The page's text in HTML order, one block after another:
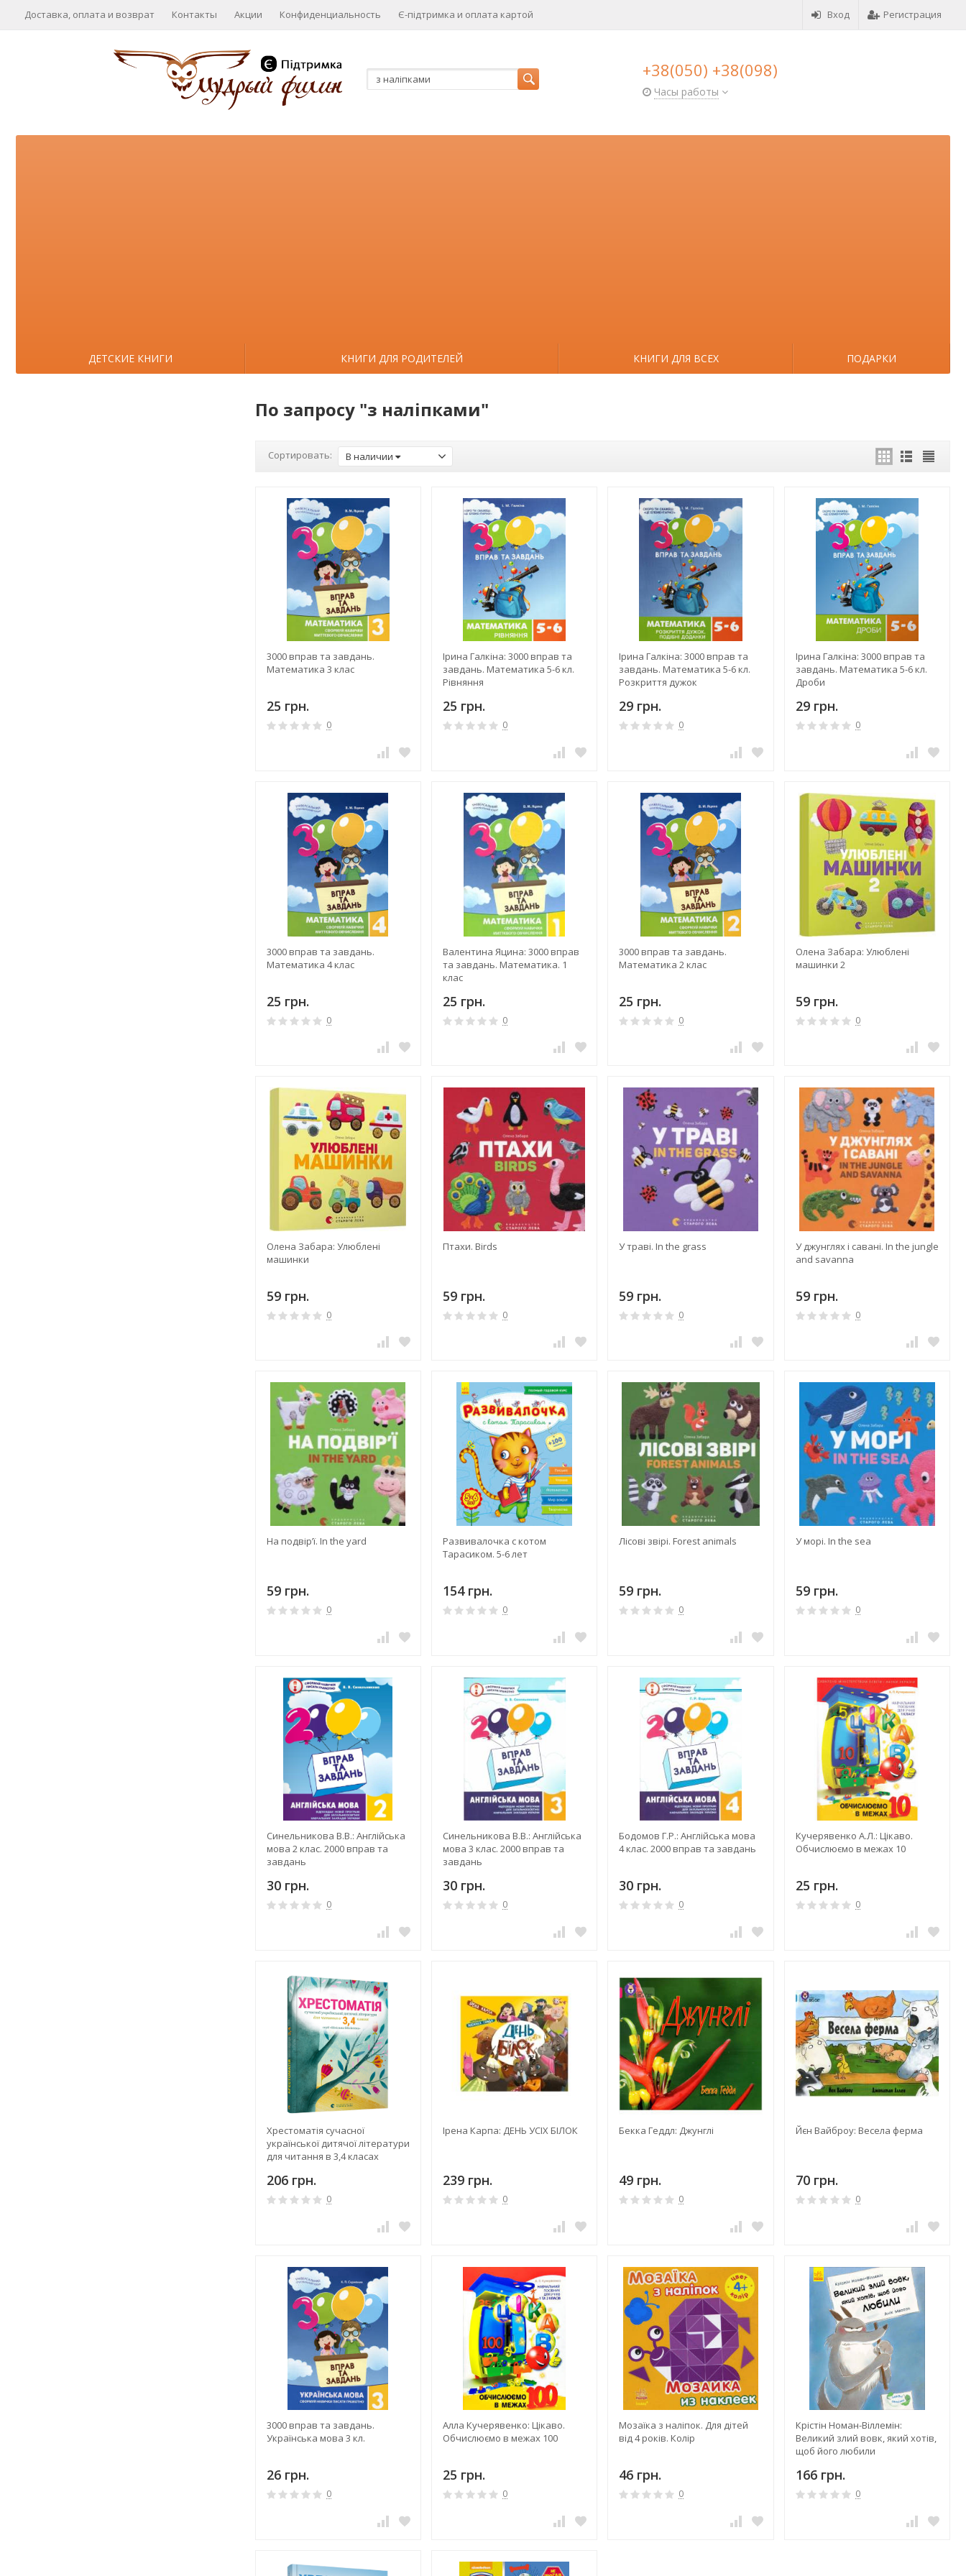
Вход Регистрация
Доставка, оплата и возврат Контакты Акции Конфиденциальность Є-підтримка и оплата картой
+38(050) +38(098)
Часы работы
ДЕТСКИЕ КНИГИ КНИГИ ДЛЯ РОДИТЕЛЕЙ КНИГИ ДЛЯ ВСЕХ ПОДАРКИ
По запросу "з наліпками"
Сортировать: В наличии
3000 вправ та завдань.
Математика 3 клас
25 грн.
0
Ірина Галкіна: 3000 вправ та
завдань. Математика 5-6 кл.
Рівняння
25 грн.
0
Ірина Галкіна: 3000 вправ та
завдань. Математика 5-6 кл.
Розкриття дужок
29 грн.
0
Ірина Галкіна: 3000 вправ та
завдань. Математика 5-6 кл.
Дроби
29 грн.
0
3000 вправ та завдань.
Математика 4 клас
25 грн.
0
Валентина Яцина: 3000 вправ
та завдань. Математика. 1
клас
25 грн.
0
3000 вправ та завдань.
Математика 2 клас
25 грн.
0
Олена Забара: Улюблені
машинки 2
59 грн.
0
Олена Забара: Улюблені
машинки
59 грн.
0
Птахи. Birds
59 грн.
0
У траві. In the grass
59 грн.
0
У джунглях і савані. In the jungle
and savanna
59 грн.
0
На подвір’ї. In the yard
59 грн.
0
Развивалочка с котом
Тарасиком. 5-6 лет
154 грн.
0
Лісові звірі. Forest animals
59 грн.
0
У морі. In the sea
59 грн.
0
Синельникова В.В.: Англійська
мова 2 клас. 2000 вправ та
завдань
30 грн.
0
Синельникова В.В.: Англійська
мова 3 клас. 2000 вправ та
завдань
30 грн.
0
Бодомов Г.Р.: Англійська мова
4 клас. 2000 вправ та завдань
30 грн.
0
Кучерявенко А.Л.: Цікаво.
Обчислюємо в межах 10
25 грн.
0
Хрестоматія сучасної
української дитячої літератури
для читання в 3,4 класах
206 грн.
0
Ірена Карпа: ДЕНЬ УСІХ БІЛОК
239 грн.
0
Бекка Геддл: Джунглі
49 грн.
0
Йєн Вайброу: Весела ферма
70 грн.
0
3000 вправ та завдань.
Українська мова 3 кл.
26 грн.
0
Алла Кучерявенко: Цікаво.
Обчислюємо в межах 100
25 грн.
0
Мозаїка з наліпок. Для дітей
від 4 років. Колір
46 грн.
0
Крістін Номан-Віллемін:
Великий злий вовк, який хотів,
щоб його любили
166 грн.
0